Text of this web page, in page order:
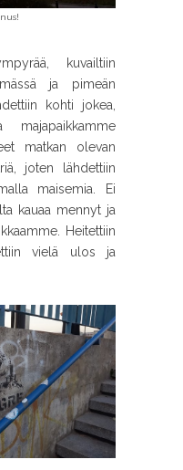
kuvailtiin
ja pimeän
kohti jokea,
matkan olevan
joten lähdettiin
maisemia. Ei
kauaa mennyt ja
Heitettiin
vielä ulos ja